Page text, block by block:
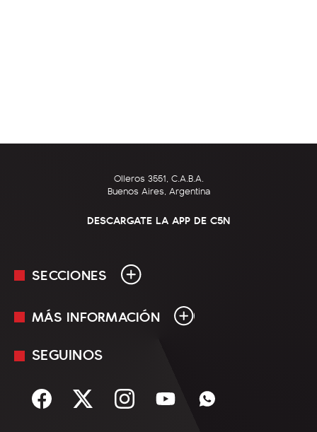
Olleros 3551, C.A.B.A.
Buenos Aires, Argentina
DESCARGATE LA APP DE C5N
SECCIONES
En Vivo
Sociedad
MÁS INFORMACIÓN
Mediakit
Términos y condiciones
SEGUINOS